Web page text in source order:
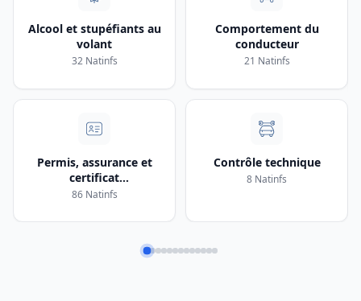
Alcool et stupéfiants au
volant
32 Natinfs
Comportement du
conducteur
21 Natinfs
Permis, assurance et
certificat
d’immatriculation
86 Natinfs
Contrôle technique
8 Natinfs